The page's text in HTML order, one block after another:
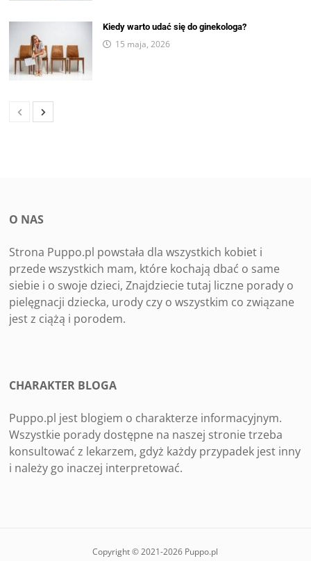
Kiedy warto udać się do ginekologa?
15 maja, 2026
O NAS
Strona Puppo.pl powstała dla wszystkich kobiet i
przede wszystkich mam, które kochają dbać o same
siebie i o swoje dzieci, Znajdziecie tutaj liczne porady o
pielęgnacji dziecka, urody czy o wszystkim co związane
jest z ciążą i porodem.
CHARAKTER BLOGA
Puppo.pl jest blogiem o charakterze informacyjnym.
Wszystkie porady dostępne na naszej stronie trzeba
konsultować z lekarzem, gdyż każdy przypadek jest inny
i należy go inaczej interpretować.
Copyright © 2021-2026 Puppo.pl